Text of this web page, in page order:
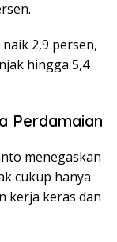
2,9 persen,
hingga 5,4
Perdamaian
menegaskan
cukup hanya
kerja keras dan